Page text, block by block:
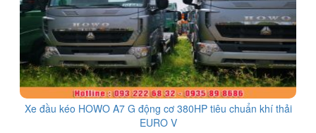
Xe đầu kéo HOWO A7 G động cơ 380HP tiêu chuẩn khí thải
EURO V